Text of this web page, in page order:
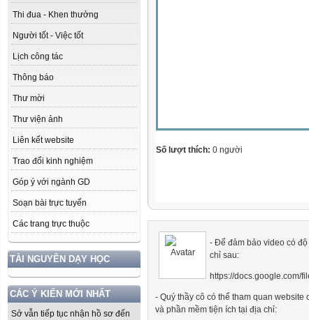
Thi đua - Khen thưởng
Người tốt - Việc tốt
Lịch công tác
Thông báo
Thư mời
Thư viện ảnh
Liên kết website
Trao đổi kinh nghiệm
Góp ý với ngành GD
Soạn bài trực tuyến
Các trang trực thuộc
TÀI NGUYÊN DẠY HỌC
CÁC Ý KIẾN MỚI NHẤT
Sở vẫn tiếp tục nhận hồ sơ đến
Số lượt thích: 0 người
- Để đảm bảo video có
chỉ sau:
https://docs.google.com/
- Quý thầy cô có thể tham quan
và phần mềm tiện ích tại địa chỉ: